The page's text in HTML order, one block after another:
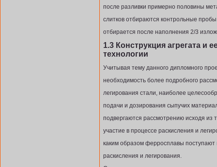
после разливки примерно половины
слитков отбираются контрольные
отбирается после наполнения 2/3
1.3 Конструкция агрегата и
технологии
Учитывая тему данного дипломного
необходимость более подробного
легирования стали, наиболее
подачи и дозирования сыпучих
подвергаются рассмотрению исходя из
участие в процессе раскисления и
каким образом ферросплавы поступают
раскисления и легирования.